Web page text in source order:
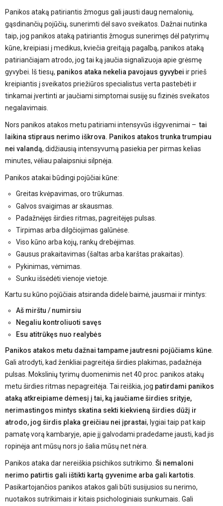
Panikos ataką patiriantis žmogus gali jausti daug nemalonių,
gąsdinančių pojūčių, sunerimti dėl savo sveikatos. Dažnai nutinka
taip, jog panikos ataką patiriantis žmogus sunerimęs dėl patyrimų
kūne, kreipiasi į medikus, kviečia greitąją pagalbą, panikos ataką
patiriančiajam atrodo, jog tai ką jaučia signalizuoja apie grėsmę
gyvybei. Iš tiesų, panikos ataka nekelia pavojaus gyvybei ir prieš
kreipiantis į sveikatos priežiūros specialistus verta pastebėti ir
tinkamai įvertinti ar jaučiami simptomai susiję su fizinės sveikatos
negalavimais.
Nors panikos atakos metu patiriami intensyvūs išgyvenimai –tai
laikina stipraus nerimo iškrova. Panikos atakos trunka trumpiau
nei valandą, didžiausią intensyvumą pasiekia per pirmas kelias
minutes, vėliau palaipsniui silpnėja.
Panikos atakai būdingi pojūčiai kūne:
Greitas kvėpavimas, oro trūkumas.
Galvos svaigimas ar skausmas.
Padažnėjęs širdies ritmas, pagreitėjęs pulsas.
Tirpimas arba dilgčiojimas galūnėse.
Viso kūno arba kojų, rankų drebėjimas.
Gausus prakaitavimas (šaltas arba karštas prakaitas).
Pykinimas, vėmimas.
Sunku išsėdėti vienoje vietoje.
Kartu su kūno pojūčiais atsiranda didelė baimė, jausmai ir mintys:
Aš mirštu / numirsiu
Negaliu kontroliuoti savęs
Esu atitrūkęs nuo realybės
Panikos atakos metu dažnai tampame jautresni pojūčiams kūne
Gali atrodyti, kad ženkliai pagreitėja širdies plakimas, padažnėja
pulsas. Mokslinių tyrimų duomenimis net 40 proc. panikos atakų
metu širdies ritmas nepagreitėja. Tai reiškia, jog patirdami panikos
ataką atkreipiame dėmesį į tai, ką jaučiame širdies srityje,
nerimastingos mintys skatina sekti kiekvieną širdies dūžį ir
atrodo, jog širdis plaka greičiau nei įprastai, lygiai taip pat kaip
pamatę vorą kambaryje, apie jį galvodami pradedame jausti, kad jis
ropinėja ant mūsų nors jo šalia mūsų net nėra.
Panikos ataka dar nereiškia psichikos sutrikimo. Ši nemaloni
nerimo patirtis gali ištikti kartą gyvenime arba gali kartotis
Pasikartojančios panikos atakos gali būti susijusios su nerimo,
nuotaikos sutrikimais ir kitais psichologiniais sunkumais. Gali